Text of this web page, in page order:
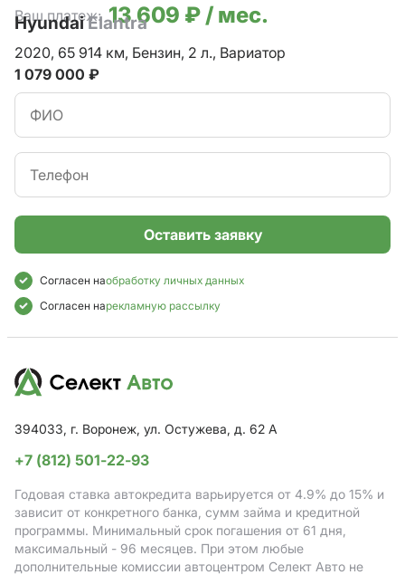
Ваш платеж: 13 609 ₽ / мес.
Оставить заявку
Согласен наобработку личных данных
Согласен нарекламную рассылку
HyundaiElantra
2020, 65 914 км, Бензин, 2 л., Вариатор
1 079 000 ₽
394033, г. Воронеж, ул. Остужева, д. 62 А
+7 (812) 501-22-93
Годовая ставка автокредита варьируется от 4.9% до 15% и
зависит от конкретного банка, сумм займа и кредитной
программы. Минимальный срок погашения от 61 дня,
максимальный - 96 месяцев. При этом любые
дополнительные комиссии автоцентром Селект Авто не